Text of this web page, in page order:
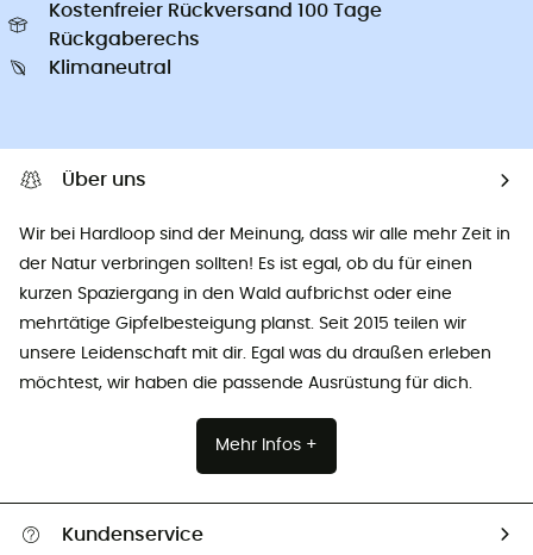
Kostenfreier Rückversand 100 Tage
Rückgaberechs
Klimaneutral
Über uns
Wir bei Hardloop sind der Meinung, dass wir alle mehr Zeit in
der Natur verbringen sollten! Es ist egal, ob du für einen
kurzen Spaziergang in den Wald aufbrichst oder eine
mehrtätige Gipfelbesteigung planst. Seit 2015 teilen wir
unsere Leidenschaft mit dir. Egal was du draußen erleben
möchtest, wir haben die passende Ausrüstung für dich.
Mehr Infos +
Kundenservice